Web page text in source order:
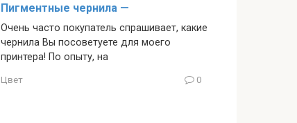
Пигментные чернила —
Очень часто покупатель спрашивает, какие
чернила Вы посоветуете для моего
принтера! По опыту, на
Цвет 0